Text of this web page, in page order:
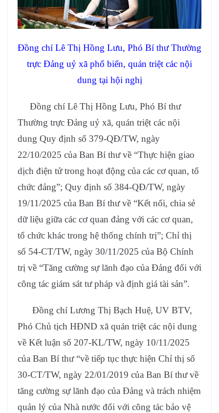
Đồng chí Lê Thị Hồng Lưu, Phó Bí thư Thường
trực Đảng uỷ xã phổ biến, quán triệt các nội
dung tại hội nghị
Đồng chí Lê Thị Hồng Lưu, Phó Bí thư
Thường trực Đảng uỷ xã, quán triệt các nội
dung Quy định số 379-QĐ/TW, ngày
22/10/2025 của Ban Bí thư về “Thực hiện giao
dịch điện tử trong hoạt động của các cơ quan, tổ
chức đảng”; Quy định số 384-QĐ/TW, ngày
19/11/2025 của Ban Bí thư về “Kết nối, chia sẻ
dữ liệu giữa các cơ quan đảng với các cơ quan,
tổ chức khác trong hệ thống chính trị”; Chỉ thị
số 54-CT/TW, ngày 30/11/2025 của Bộ Chính
trị về “Tăng cường sự lãnh đạo của Đảng đối với
công tác giám sát tư pháp và định giá tài sản”.
Đồng chí Lương Thị Bạch Huệ, UV BTV,
Phó Chủ tịch HĐND xã quán triệt các nội dung
về Kết luận số 207-KL/TW, ngày 10/11/2025
của Ban Bí thư “về tiếp tục thực hiện Chỉ thị số
30-CT/TW, ngày 22/01/2019 của Ban Bí thư về
tăng cường sự lãnh đạo của Đảng và trách nhiệm
quản lý của Nhà nước đối với công tác bảo vệ